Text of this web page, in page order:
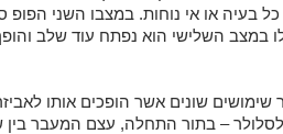
בעיה או אי נוחות. במצבו השני
במצב השלישי הוא נפתח עוד שלב
שונים אשר הופכים אותו לאביזר
לסלולר – בתור התחלה, עצם המעבר